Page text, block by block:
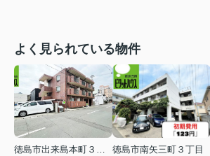
よく見られている物件
徳島市南矢三町３丁目